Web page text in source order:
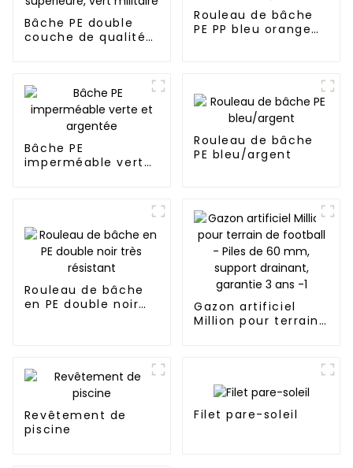
Bâche PE double
couche de qualité
Rouleau de bâche
PE PP bleu orange
Bâche PE
imperméable verte
Rouleau de bâche
PE bleu/argent
Rouleau de bâche
en PE double noir
Gazon artificiel
Million pour terrain
drainant, garantie 3
Revêtement de
piscine
Filet pare-soleil